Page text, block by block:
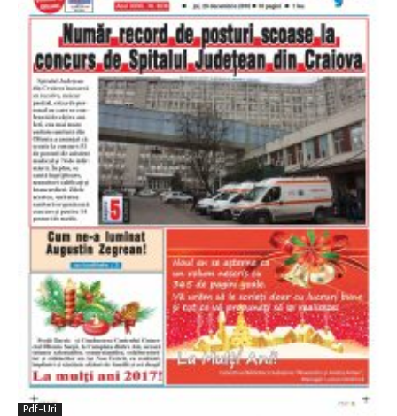
Pdf-Uri